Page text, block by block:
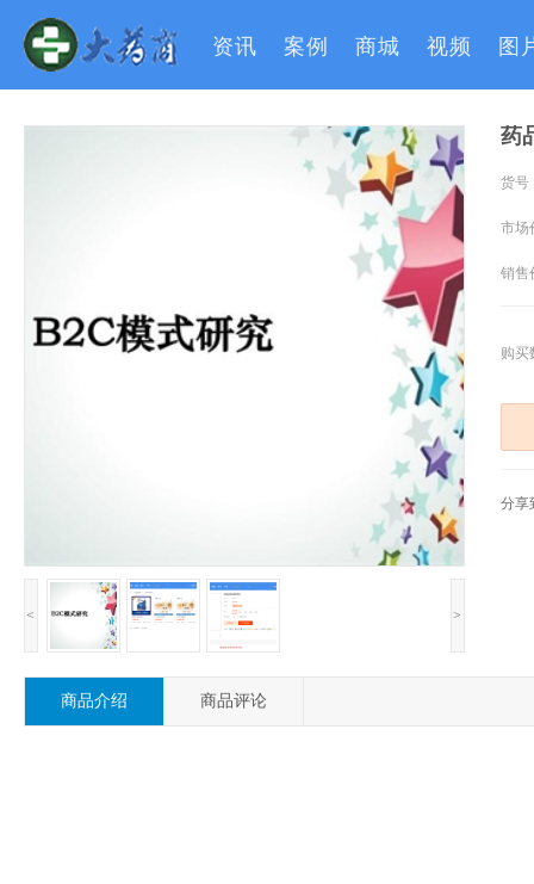
资讯 案例 商城 视频 图
< >
药
货号
市场
销售
购买
分享
商品介绍 商品评论